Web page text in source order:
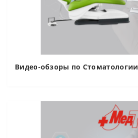
Видео-обзоры по Стоматологии